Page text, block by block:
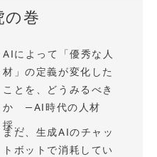
の巻
AIによって「優秀な人
材」の定義が変化した
ことを、どうみるべき
か —AI時代の人材
採...
まだ、生成AIのチャッ
トボットで消耗してい